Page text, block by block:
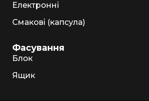
Електронні
Смакові (капсула)
Фасування
Блок
Ящик